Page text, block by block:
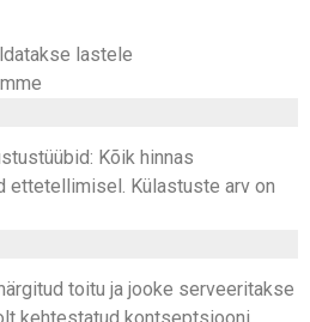
lastele
Kõik hinnas
ettetellimisel. Külastuste arv on
toitu ja jooke serveeritakse